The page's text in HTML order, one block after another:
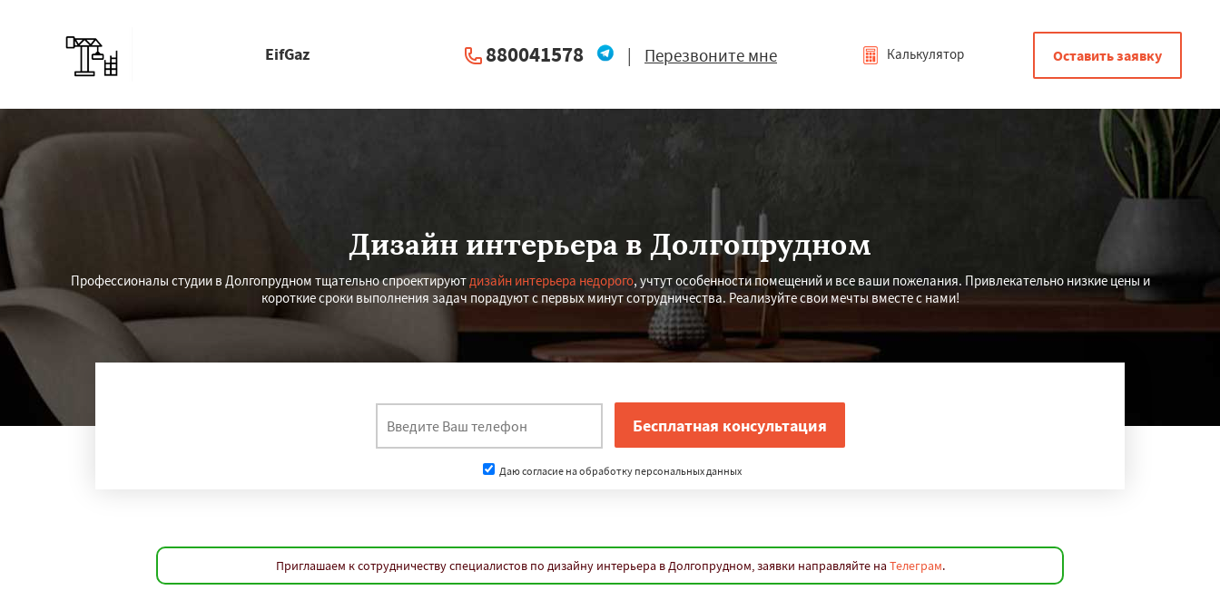
EifGaz 880041578 | Перезвоните мне Калькулятор Оставить заявку
Дизайн интерьера в Долгопрудном
Профессионалы студии в Долгопрудном тщательно спроектируютдизайн интерьера недорого, учтут особенности помещений и все ваши пожелания. Привлекательно низкие цены и
короткие сроки выполнения задач порадуют с первых минут сотрудничества. Реализуйте свои мечты вместе с нами!
Даю согласие на обработку персональных данных
Приглашаем к сотрудничеству специалистов по дизайну интерьера в Долгопрудном, заявки направляйте на Телеграм.